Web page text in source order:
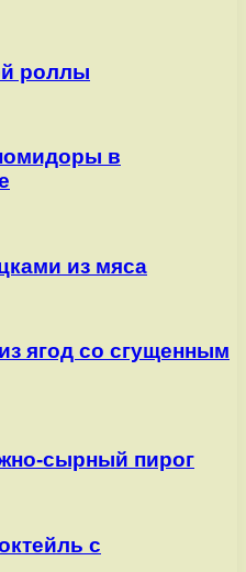
роллы
в
из мяса
ягод со сгущенным
сырный пирог
с